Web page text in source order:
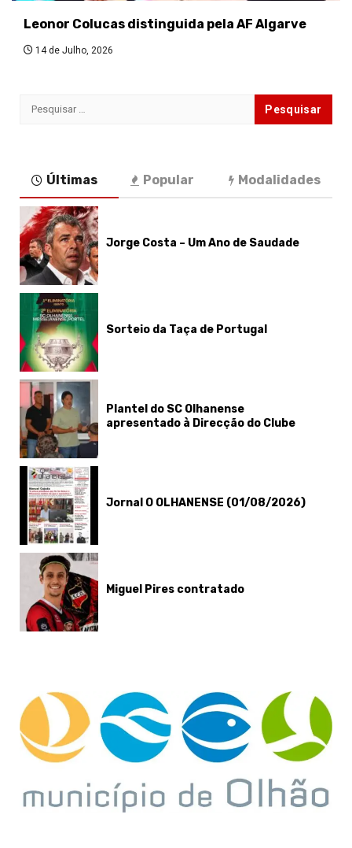
Leonor Colucas distinguida pela AF Algarve
14 de Julho, 2026
Pesquisar
Últimas Popular Modalidades
Jorge Costa – Um Ano de Saudade
Sorteio da Taça de Portugal
Plantel do SC Olhanense
apresentado à Direcção do Clube
Jornal O OLHANENSE (01/08/2026)
Miguel Pires contratado